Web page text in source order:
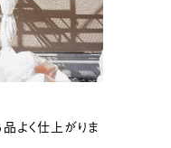
よく仕上がりま